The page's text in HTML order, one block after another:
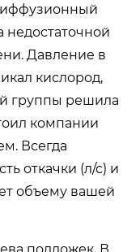
недостаточной
Давление в
кислород,
группы решила
компании
Всегда
откачки (л/с) и
объему вашей
подложек. В